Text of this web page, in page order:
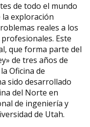
de todo el mundo
exploración
reales a los
Este
que forma parte del
de tres años de
Oficina de
sido desarrollado
del Norte en
de ingeniería y
de Utah.